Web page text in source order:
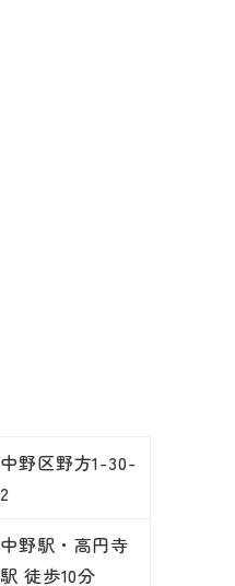
中野区野方1-30-
2
中野駅・高円寺
駅 徒歩10分